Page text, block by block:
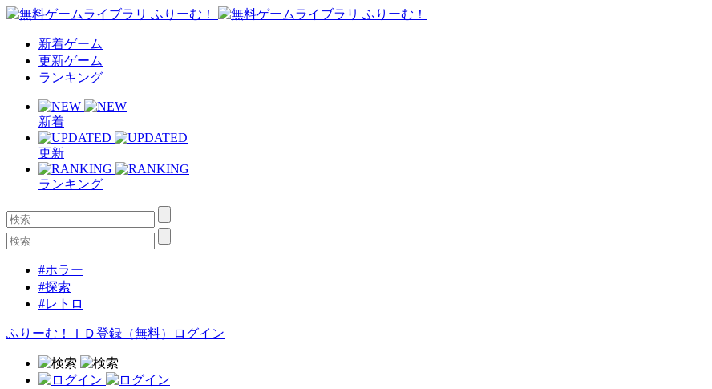
新着ゲーム
更新ゲーム
ランキング
新着
更新
ランキング
#ホラー
#探索
#レトロ
ふりーむ！ＩＤ登録（無料） ログイン